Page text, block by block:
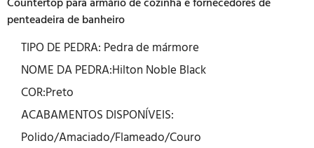
penteadeira de banheiro
TIPO DE PEDRA: Pedra de mármore
NOME DA PEDRA:Hilton Noble Black
COR:Preto
ACABAMENTOS DISPONÍVEIS:
Polido/Amaciado/Flameado/Couro